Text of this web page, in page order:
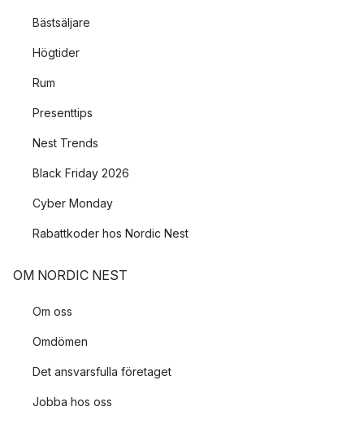
Bästsäljare
Högtider
Rum
Presenttips
Nest Trends
Black Friday 2026
Cyber Monday
Rabattkoder hos Nordic Nest
OM NORDIC NEST
Om oss
Omdömen
Det ansvarsfulla företaget
Jobba hos oss